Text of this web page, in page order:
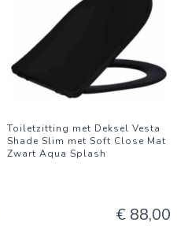
Toiletzitting met Deksel Vesta
Shade Slim met Soft Close Mat
Zwart Aqua Splash
€ 88,00